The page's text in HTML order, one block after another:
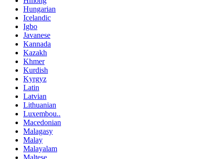
Hungarian
Icelandic
Igbo
Javanese
Kannada
Kazakh
Khmer
Kurdish
Kyrgyz
Latin
Latvian
Lithuanian
Luxembou..
Macedonian
Malagasy
Malay
Malayalam
Maltese